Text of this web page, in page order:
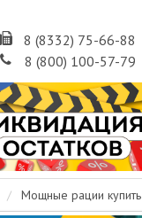
8 (8332) 75-66-88
8 (800) 100-57-79
Мощные рации купить